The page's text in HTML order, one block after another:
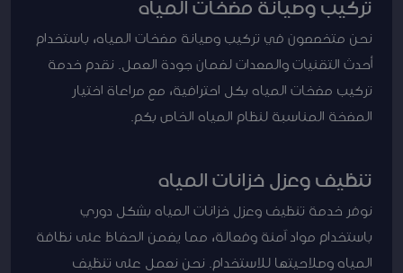
تركيب وصيانة مضخات المياه
نحن متخصصون في تركيب وصيانة مضخات المياه، باستخدام
أحدث التقنيات والمعدات لضمان جودة العمل. نقدم خدمة
تركيب مضخات المياه بكل احترافية، مع مراعاة اختيار
المضخة المناسبة لنظام المياه الخاص بكم.
تنظيف وعزل خزانات المياه
نوفر خدمة تنظيف وعزل خزانات المياه بشكل دوري
باستخدام مواد آمنة وفعالة، مما يضمن الحفاظ على نظافة
المياه وصلاحيتها للاستخدام. نحن نعمل على تنظيف